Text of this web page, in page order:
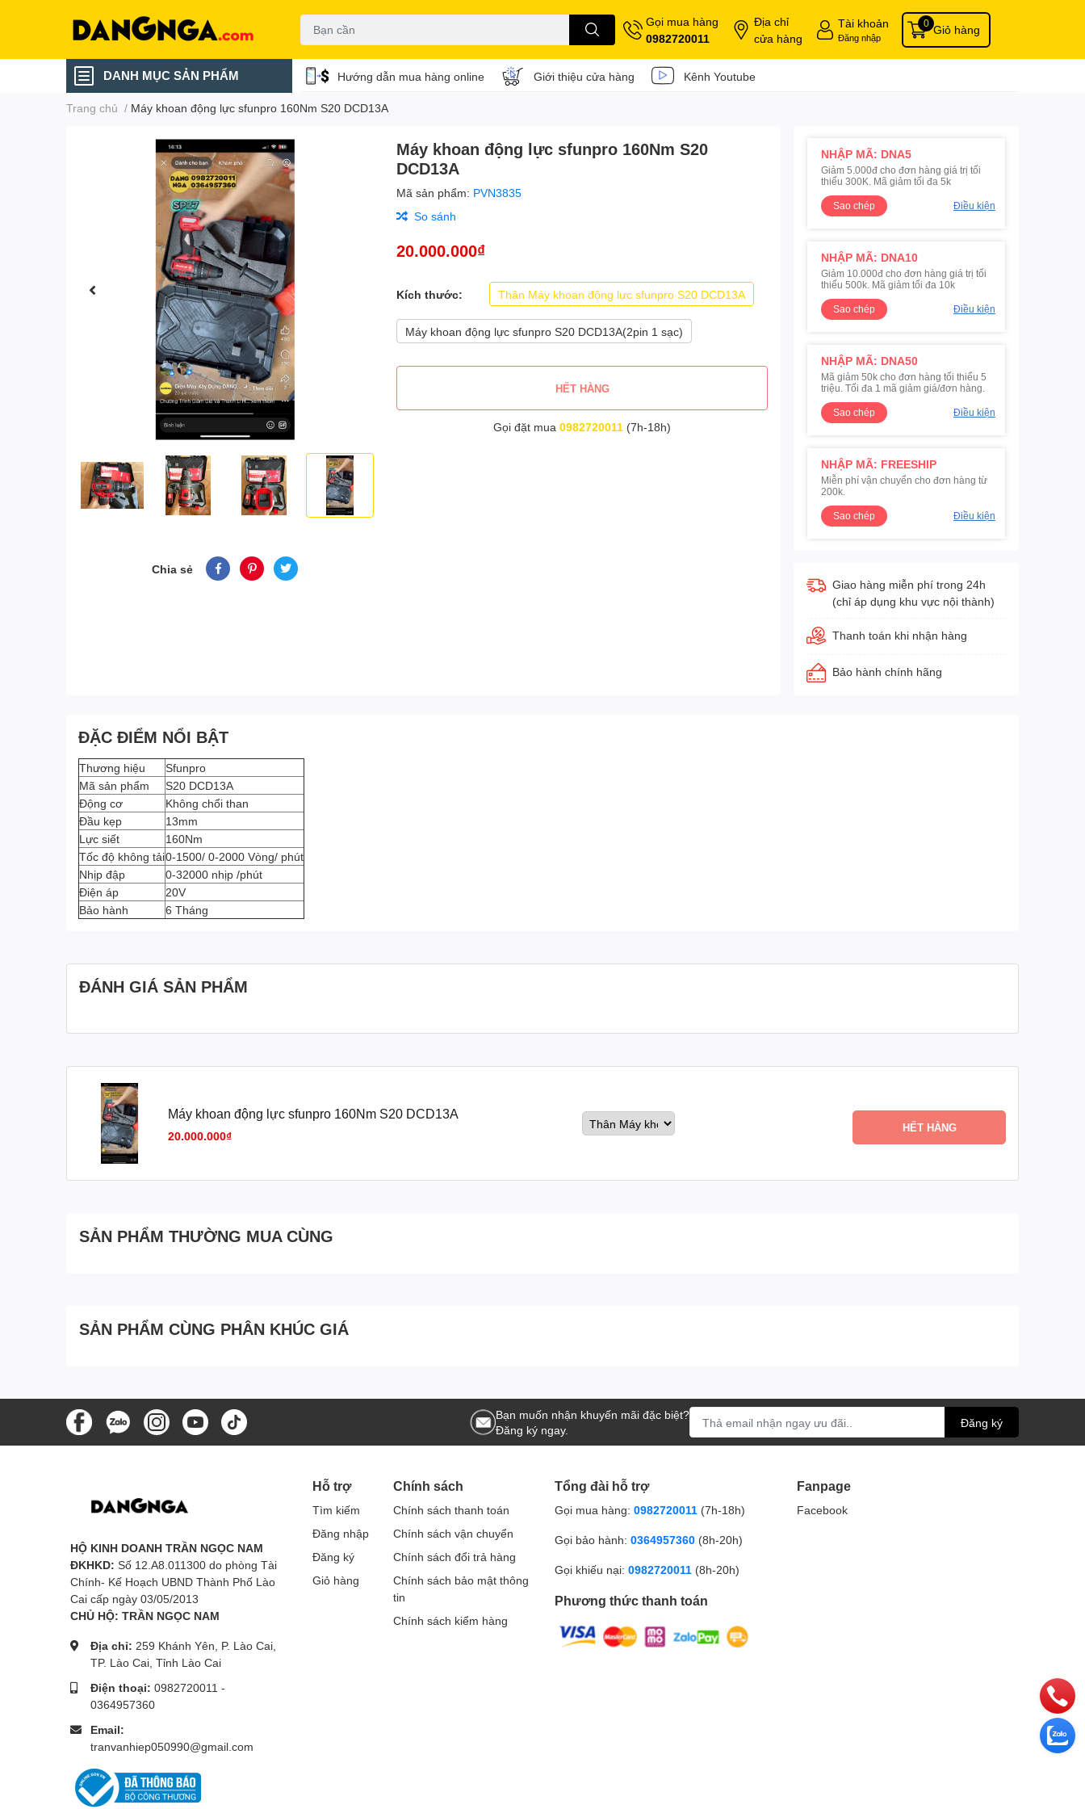
Gọi mua hàng
0982720011
Địa chỉ
cửa hàng
Tài khoản
Đăng nhập
Giỏ hàng
0
DANH MỤC SẢN PHẨM Hướng dẫn mua hàng online Giới thiệu cửa hàng Kênh Youtube
Trang chủ / Máy khoan động lực sfunpro 160Nm S20 DCD13A
Chia sẻ
Máy khoan động lực sfunpro 160Nm S20
DCD13A
Mã sản phẩm: PVN3835
So sánh
20.000.000₫
Kích thước: Thân Máy khoan động lực sfunpro S20 DCD13A
Máy khoan động lực sfunpro S20 DCD13A(2pin 1 sạc)
HẾT HÀNG
Gọi đặt mua0982720011 (7h-18h)
NHẬP MÃ: DNA5
Giảm 5.000đ cho đơn hàng giá trị tối
thiểu 300K. Mã giảm tối đa 5k
Sao chép
Điều kiện
NHẬP MÃ: DNA10
Giảm 10.000đ cho đơn hàng giá trị tối
thiểu 500k. Mã giảm tối đa 10k
Sao chép
Điều kiện
NHẬP MÃ: DNA50
Mã giảm 50k cho đơn hàng tối thiểu 5
triệu. Tối đa 1 mã giảm giá/đơn hàng.
Sao chép
Điều kiện
NHẬP MÃ: FREESHIP
Miễn phí vận chuyển cho đơn hàng từ
200k.
Sao chép
Điều kiện
Giao hàng miễn phí trong 24h
(chỉ áp dụng khu vực nội thành)
Thanh toán khi nhận hàng
Bảo hành chính hãng
ĐẶC ĐIỂM NỔI BẬT
Thương hiệu
Sfunpro
Mã sản phẩm
S20 DCD13A
Động cơ
Không chổi than
Đầu kẹp
13mm
Lực siết
160Nm
Tốc độ không tải0-1500/ 0-2000 Vòng/ phút
Nhịp đập
0-32000 nhịp /phút
Điện áp
20V
Bảo hành
6 Tháng
ĐÁNH GIÁ SẢN PHẨM
Máy khoan động lực sfunpro 160Nm S20 DCD13A
20.000.000₫
HẾT HÀNG
SẢN PHẨM THƯỜNG MUA CÙNG
SẢN PHẨM CÙNG PHÂN KHÚC GIÁ
Bạn muốn nhận khuyến mãi đặc biệt?
Đăng ký ngay.
Đăng ký
HỘ KINH DOANH TRẦN NGỌC NAM
ĐKHKD: Số 12.A8.011300 do phòng Tài
Chính- Kế Hoạch UBND Thành Phố Lào
Cai cấp ngày 03/05/2013
CHỦ HỘ: TRẦN NGỌC NAM
Địa chỉ: 259 Khánh Yên, P. Lào Cai,
TP. Lào Cai, Tỉnh Lào Cai
Điện thoại: 0982720011 -
0364957360
Email:
tranvanhiep050990@gmail.com
Hỗ trợ
Tìm kiếm
Đăng nhập
Đăng ký
Giỏ hàng
Chính sách
Chính sách thanh toán
Chính sách vận chuyển
Chính sách đổi trả hàng
Chính sách bảo mật thông
tin
Chính sách kiểm hàng
Tổng đài hỗ trợ
Gọi mua hàng: 0982720011 (7h-18h)
Gọi bảo hành: 0364957360 (8h-20h)
Gọi khiếu nại: 0982720011 (8h-20h)
Phương thức thanh toán
Fanpage
Facebook